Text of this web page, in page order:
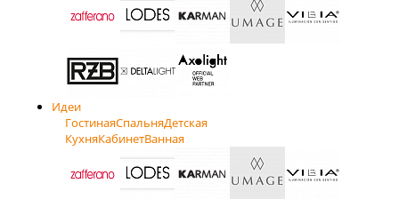
Идеи
ГостинаяСпальняДетская
КухняКабинетВанная